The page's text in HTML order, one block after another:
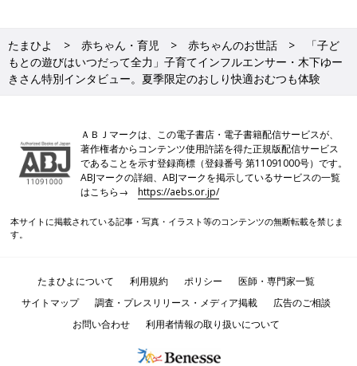
たまひよ 赤ちゃん・育児 赤ちゃんのお世話
「子ど
もとの遊びはいつだって全力」子育てインフルエンサー・木下ゆー
きさん特別インタビュー。夏季限定のおしり快適おむつも体験
ＡＢＪマークは、この電子書店・電子書籍配信サービスが、
著作権者からコンテンツ使用許諾を得た正規版配信サービス
であることを示す登録商標（登録番号 第11091000号）です。
ABJマークの詳細、ABJマークを掲示しているサービスの一覧
はこちら→https://aebs.or.jp/
本サイトに掲載されている記事・写真・イラスト等のコンテンツの無断転載を禁じま
す。
たまひよについて 利用規約 ポリシー
医師・専門家一覧
サイトマップ
調査・プレスリリース・メディア掲載
広告のご相談
お問い合わせ
利用者情報の取り扱いについて